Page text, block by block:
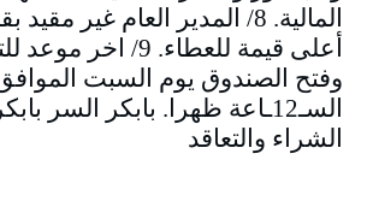
المالية. 8/ المدير العام غير
أعلى قيمة للعطاء. 9/
السـ12ـاعة ظهرا. بابكر السر
الشراء والتعاقد